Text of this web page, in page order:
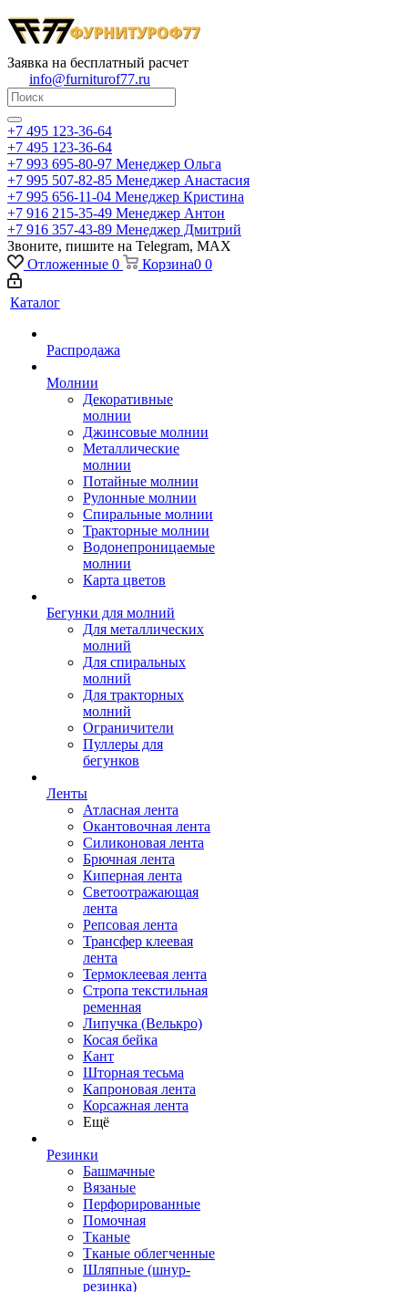
Заявка на бесплатный расчет
info@furniturof77.ru
+7 495 123-36-64
+7 495 123-36-64
+7 993 695-80-97 Менеджер Ольга
+7 995 507-82-85 Менеджер Анастасия
+7 995 656-11-04 Менеджер Кристина
+7 916 215-35-49 Менеджер Антон
+7 916 357-43-89 Менеджер Дмитрий
Звоните, пишите на Telegram, MAX
Отложенные 0 Корзина0 0
Каталог
Распродажа
Молнии
Декоративные
молнии
Джинсовые молнии
Металлические
молнии
Потайные молнии
Рулонные молнии
Спиральные молнии
Тракторные молнии
Водонепроницаемые
молнии
Карта цветов
Бегунки для молний
Для металлических
молний
Для спиральных
молний
Для тракторных
молний
Ограничители
Пуллеры для
бегунков
Ленты
Атласная лента
Окантовочная лента
Силиконовая лента
Брючная лента
Киперная лента
Светоотражающая
лента
Репсовая лента
Трансфер клеевая
лента
Термоклеевая лента
Стропа текстильная
ременная
Липучка (Велькро)
Косая бейка
Кант
Шторная тесьма
Капроновая лента
Корсажная лента
Ещё
Резинки
Башмачные
Вязаные
Перфорированные
Помочная
Тканые
Тканые облегченные
Шляпные (шнур-
резинка)